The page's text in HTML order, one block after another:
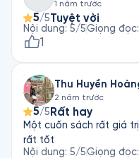
1 năm trước
5/5Tuyệt vời
Nội dung: 5/5Giọng đọc:
1
Thu Huyền
2 năm trước
5/5 Rất hay
Một cuốn sách rất giá
rất tốt
Nội dung: 5/5Giọng đọc: